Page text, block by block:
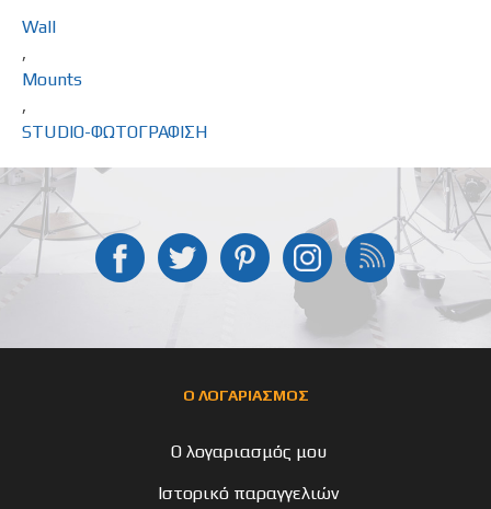
Wall
,
Mounts
,
STUDIO-ΦΩΤΟΓΡΑΦΙΣΗ
Ο ΛΟΓΑΡΙΑΣΜΟΣ
Ο λογαριασμός μου
Ιστορικό παραγγελιών